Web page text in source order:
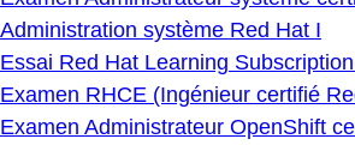
Administration système Red Hat I
Essai Red Hat Learning
Examen RHCE (Ingénieur certifié
Examen Administrateur OpenShift